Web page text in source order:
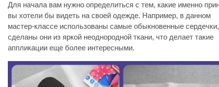
Для начала вам нужно определиться с тем, какие именно
вы хотели бы видеть на своей одежде. Например, в данном
мастер-классе использованы самые обыкновенные
сделаны они из яркой неоднородной ткани, что делает такие
аппликации еще более интересными.